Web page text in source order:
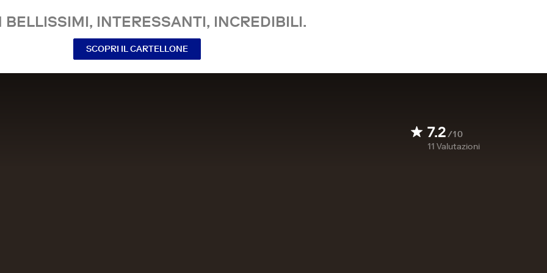
BELLISSIMI, INTERESSANTI, INCREDIBILI.
SCOPRI IL CARTELLONE
7.2/10
11 Valutazioni